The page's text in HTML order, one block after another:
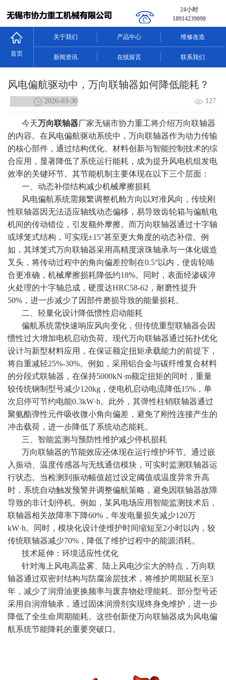
24小时
18914239090
首页
关于我们 产品中心 维修改造
新闻资讯 在线留言 联系我们
风电偏航驱动中，万向联轴器如何降低能耗？
127
2026-03-30
今天万向联轴器厂家无锡市协力重工将介绍万向联轴器
的内容。在风电偏航驱动系统中，万向联轴器作为动力传输
的核心部件，通过结构优化、材料创新与智能控制技术的综
合应用，显著降低了系统运行能耗，成为提升风电机组发电
效率的关键环节。其节能机制主要体现在以下三个层面：
一、动态补偿结构减少机械摩擦损耗
风电偏航系统需频繁调整机舱方向以对准风向，传统刚
性联轴器因无法适应轴线动态偏移，易导致齿轮箱与偏航电
机间的传动错位，引发额外摩擦。而万向联轴器通过十字轴
或球笼式结构，可实现±15°甚至更大角度的动态补偿。例
如，其球笼式万向联轴器采用高精度滚珠轴承与一体化锻造
叉头，将传动过程中的角向偏差控制在0.5°以内，使齿轮啮
合更准确，机械摩擦损耗降低约18%。同时，表面经渗碳淬
火处理的十字轴总成，硬度达HRC58-62，耐磨性提升
50%，进一步减少了因部件磨损导致的能量损耗。
二、轻量化设计降低惯性启动能耗
偏航系统需快速响应风向变化，但传统重型联轴器会因
惯性过大增加电机启动负荷。现代万向联轴器通过拓扑优化
设计与新型材料应用，在保证额定扭矩承载能力的前提下，
将自重减轻25%-30%。例如，采用铝合金与碳纤维复合材料
的分段式联轴器，在保持5000kN·m额定扭矩的同时，重量
较传统钢制型号减少120kg，使电机启动电流降低15%，单
次启停可节约电能0.3kW·h。此外，其弹性柱销联轴器通过
聚氨酯弹性元件吸收微小角向偏差，避免了刚性连接产生的
冲击载荷，进一步降低了系统动态能耗。
三、智能监测与预防性维护减少停机损耗
万向联轴器的节能效应还体现在运行维护环节。通过嵌
入振动、温度传感器与无线通信模块，可实时监测联轴器运
行状态。当检测到振动幅值超过设定阈值或温度异常升高
时，系统自动触发预警并调整偏航策略，避免因联轴器故障
导致的非计划停机。例如，某风电场应用智能监测技术后，
联轴器相关故障率下降60%，年发电量损失减少120万
kW·h。同时，模块化设计使维护时间缩短至2小时以内，较
传统联轴器减少70%，降低了维护过程中的能源消耗。
技术延伸：环境适应性优化
针对海上风电高盐雾、陆上风电沙尘大的特点，万向联
轴器通过双密封结构与防腐涂层技术，将维护周期延长至3
年，减少了润滑油更换频率与废弃物处理能耗。部分型号还
采用自润滑轴承，通过固体润滑剂实现终身免维护，进一步
降低了全生命周期能耗。这些创新使万向联轴器成为风电偏
航系统节能降耗的重要突破口。